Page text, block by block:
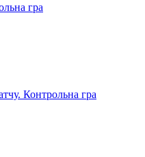
гра
Контрольна гра